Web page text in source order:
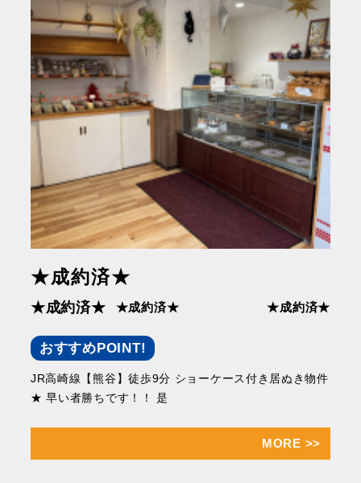
★成約済★
★成約済★ ★成約済★ ★成約済★
おすすめPOINT!
JR高崎線【熊谷】徒歩9分 ショーケース付き居ぬき物件
★ 早い者勝ちです！！ 是
MORE >>